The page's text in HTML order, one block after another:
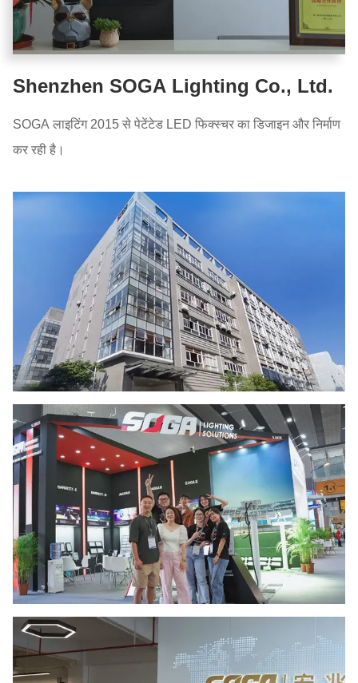
Shenzhen SOGA Lighting Co., Ltd.
SOGA लाइटिंग 2015 से पेटेंटेड LED फिक्स्चर का डिजाइन और निर्माण
कर रही है।